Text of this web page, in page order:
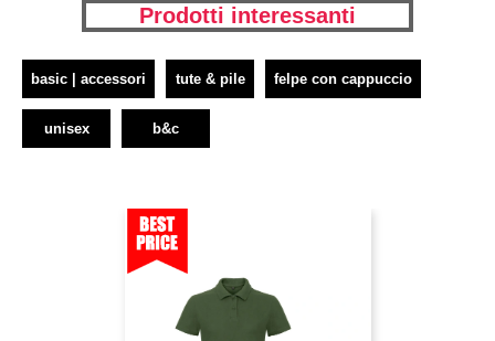
Prodotti interessanti
basic | accessori tute & pile felpe con cappuccio
unisex b&c